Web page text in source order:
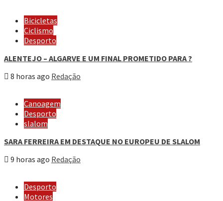
Bicicletas
Ciclismo
Desporto
ALENTEJO – ALGARVE E UM FINAL PROMETIDO PARA ?
8 horas ago Redação
Canoagem
Desporto
slalom
SARA FERREIRA EM DESTAQUE NO EUROPEU DE SLALOM
9 horas ago Redação
Desporto
Motores